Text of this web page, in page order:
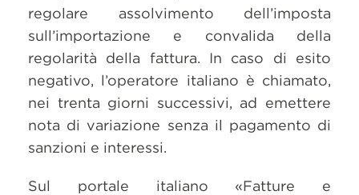
regolare assolvimento dell’imposta
sull’importazione e convalida della
regolarità della fattura. In caso di esito
negativo, l’operatore italiano è chiamato,
nei trenta giorni successivi, ad emettere
nota di variazione senza il pagamento di
sanzioni e interessi.
Sul portale italiano «Fatture e